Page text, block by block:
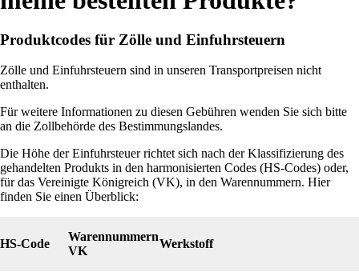
Produktcodes für Zölle und Einfuhrsteuern
Zölle und Einfuhrsteuern sind in unseren Transportpreisen nicht
enthalten.
Für weitere Informationen zu diesen Gebühren wenden Sie sich bitte
an die Zollbehörde des Bestimmungslandes.
Die Höhe der Einfuhrsteuer richtet sich nach der Klassifizierung des
gehandelten Produkts in den harmonisierten Codes (HS-Codes) oder,
für das Vereinigte Königreich (VK), in den Warennummern. Hier
finden Sie einen Überblick:
HS-Code
Warennummern
VK
Werkstoff